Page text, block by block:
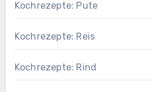
Kochrezepte: Pute
Kochrezepte: Reis
Kochrezepte: Rind